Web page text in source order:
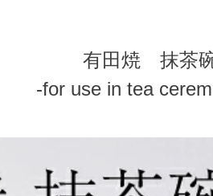
有田焼 抹茶
-for use in tea